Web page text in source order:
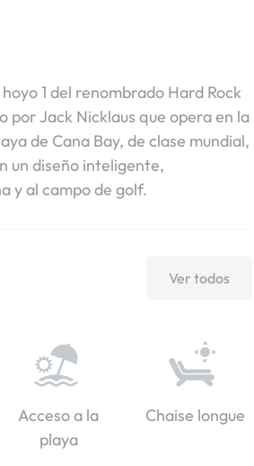
1 del renombrado Hard Rock
por Jack Nicklaus que opera en la
de Cana Bay, de clase mundial,
un diseño inteligente,
y al campo de golf.
Ver todos
Acceso a la
playa
Chaise longue